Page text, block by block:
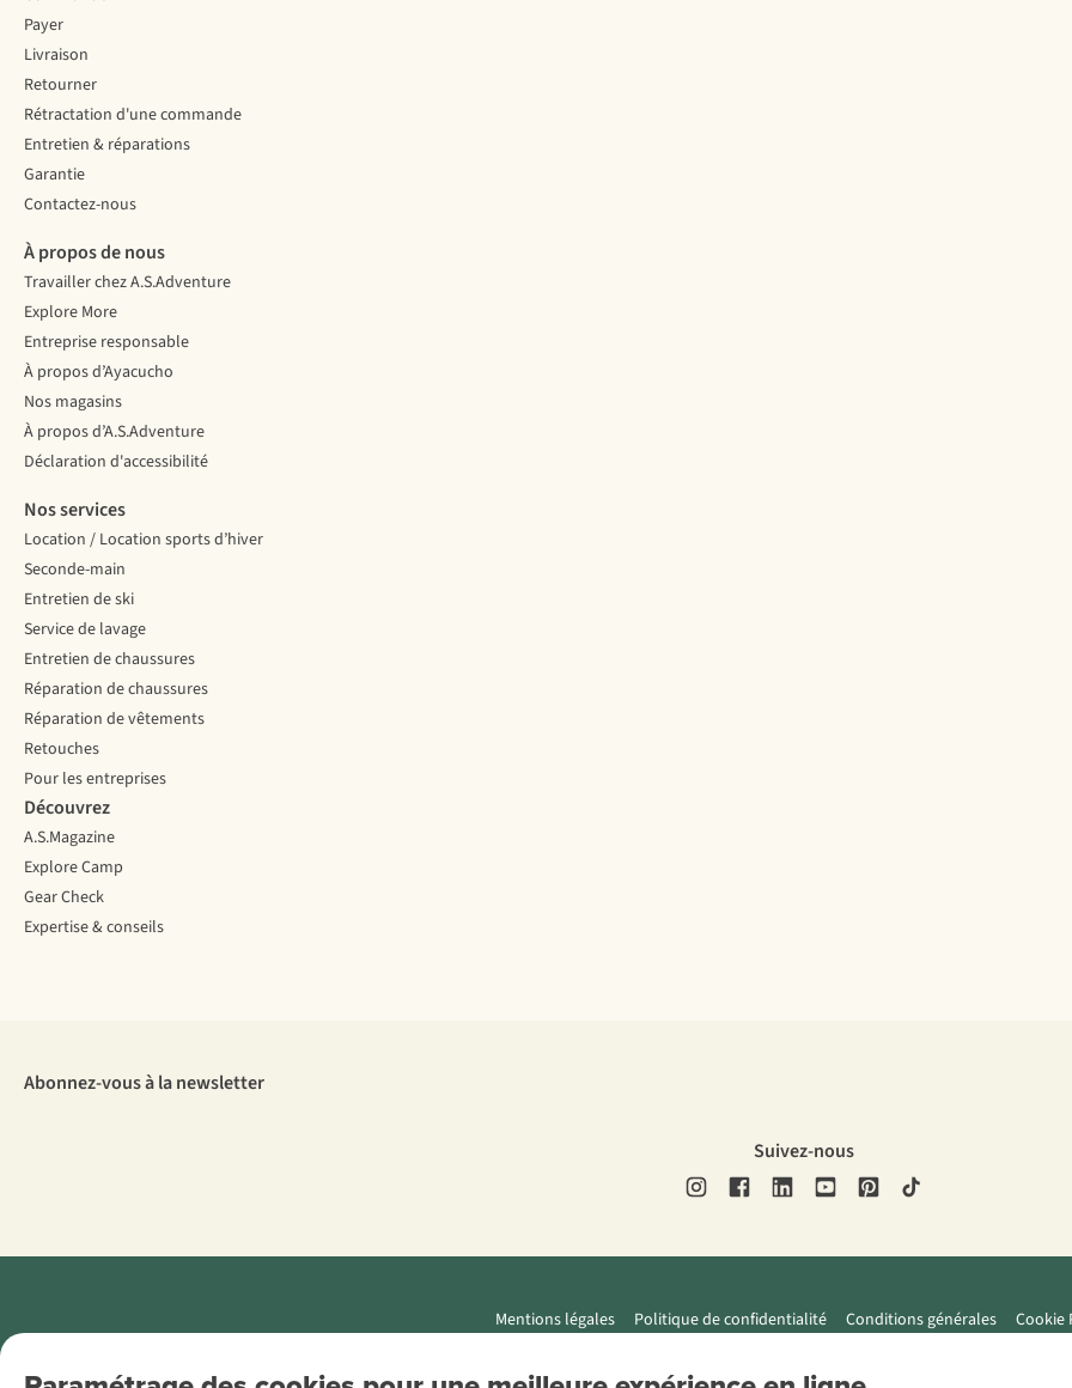
Payer
Livraison
Retourner
Rétractation d'une commande
Entretien & réparations
Garantie
Contactez-nous
À propos de nous
Travailler chez A.S.Adventure
Explore More
Entreprise responsable
À propos d’Ayacucho
Nos magasins
À propos d’A.S.Adventure
Déclaration d'accessibilité
Nos services
Location / Location sports d’hiver
Seconde-main
Entretien de ski
Service de lavage
Entretien de chaussures
Réparation de chaussures
Réparation de vêtements
Retouches
Pour les entreprises
Découvrez
A.S.Magazine
Explore Camp
Gear Check
Expertise & conseils
Abonnez-vous à la newsletter
Suivez-nous
Mentions légales Politique de confidentialité Conditions générales Cookie
AS Adventure